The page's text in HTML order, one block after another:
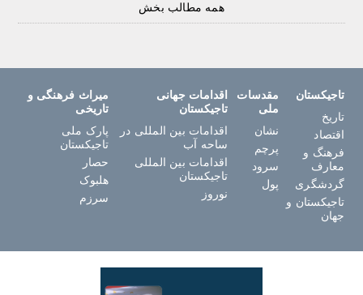
همه مطالب بخش
تاجیکستان
تاریخ
اقتصاد
فرهنگ و
معارف
گردشگری
تاجیکستان و
جهان
مقدسات
ملی
نشان
پرچم
سرود
پول
اقدامات جهانی
تاجیکستان
اقدامات بین المللی در
ساحه آب
اقدامات بین المللی
تاجیکستان
نوروز
میراث فرهنگی و
تاریخی
پارک ملی
تاجیکستان
حصار
هلبوک
سرزم